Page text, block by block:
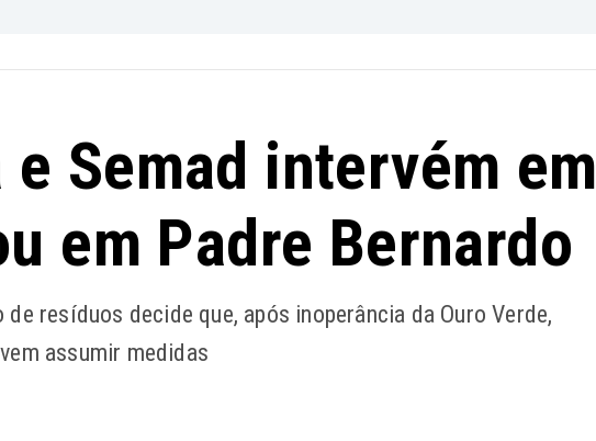
Semad intervém em
em Padre Bernardo
resíduos decide que, após inoperância da Ouro Verde,
assumir medidas